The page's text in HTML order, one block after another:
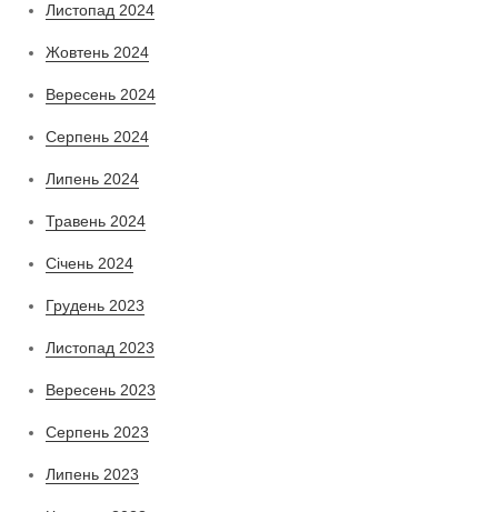
Листопад 2024
Жовтень 2024
Вересень 2024
Серпень 2024
Липень 2024
Травень 2024
Січень 2024
Грудень 2023
Листопад 2023
Вересень 2023
Серпень 2023
Липень 2023